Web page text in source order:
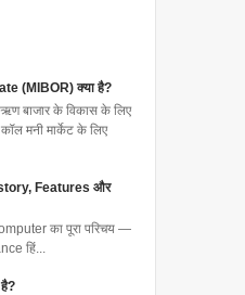
(MIBOR) क्या है?
बाजार के विकास के लिए
मनी मार्केट के लिए
Features और
का पूरा परिचय —
हिं...